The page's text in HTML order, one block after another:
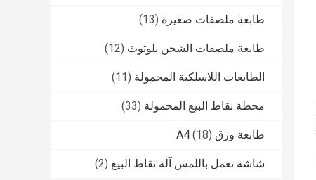
طابعة ملصقات صغيرة (13)
طابعة ملصقات الشحن بلوتوث (12)
الطابعات اللاسلكية المحمولة (11)
محطة نقاط البيع المحمولة (33)
طابعة ورق A4 (18)
شاشة تعمل باللمس آلة نقاط البيع (2)